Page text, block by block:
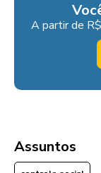
A partir de
Assuntos